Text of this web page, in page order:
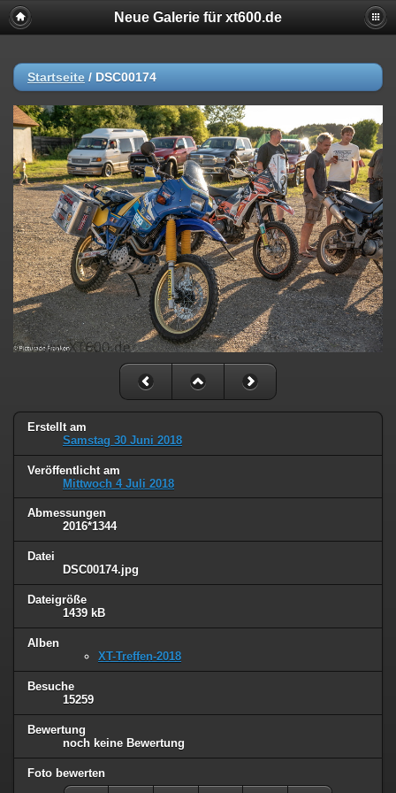
Neue Galerie für xt600.de
Startseite / DSC00174
Erstellt am
Samstag 30 Juni 2018
Veröffentlicht am
Mittwoch 4 Juli 2018
Abmessungen
2016*1344
Datei
DSC00174.jpg
Dateigröße
1439 kB
Alben
XT-Treffen-2018
Besuche
15259
Bewertung
noch keine Bewertung
Foto bewerten